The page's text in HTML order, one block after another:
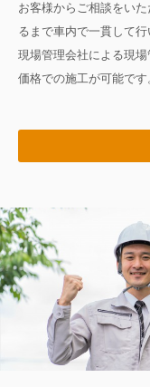
お客様からご相談をい
るまで車内で一貫して
現場管理会社による現
価格での施工が可能です